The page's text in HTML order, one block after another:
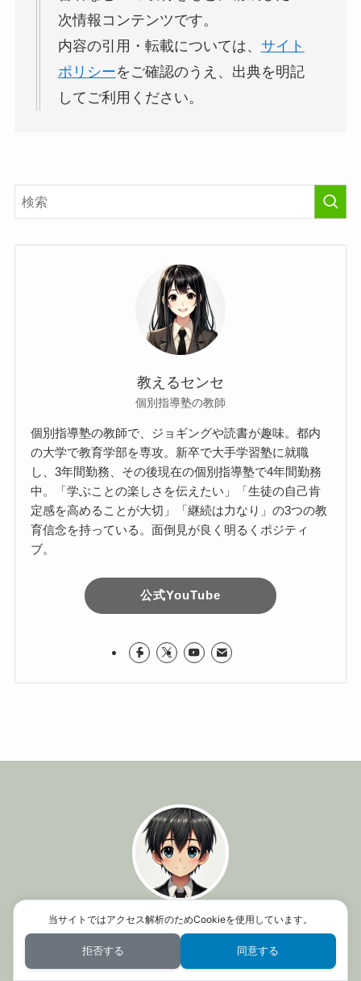
次情報コンテンツです。
内容の引用・転載については、 サイト
ポリシーをご確認のうえ、出典を明記
してご利用ください。
教えるセンセ
個別指導塾の教師
個別指導塾の教師で、ジョギングや読書が趣味。都内
の大学で教育学部を専攻。新卒で大手学習塾に就職
し、3年間勤務、その後現在の個別指導塾で4年間勤務
中。「学ぶことの楽しさを伝えたい」「生徒の自己肯
定感を高めることが大切」「継続は力なり」の3つの教
育信念を持っている。面倒見が良く明るくポジティ
ブ。
公式YouTube
進学すすむクン
当サイトではアクセス解析のためCookieを使用しています。
拒否する 同意する